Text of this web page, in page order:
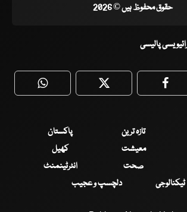
حقوق محفوظ ہیں © 2026
پالیسی
WhatsApp Twitter
تازہ ترین
پاکستان
معیشت
کھیل
صحت
انٹرٹینمنٹ
ٹیکنالوجی
دلچسپ و عجیب